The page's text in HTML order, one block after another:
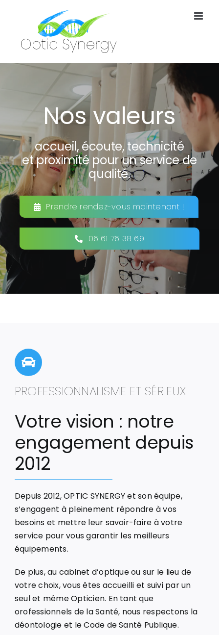
Nos valeurs
accueil, écoute, technicité
et proximité pour un service de
qualité.
Prendre rendez-vous maintenant !
06 61 76 38 69
PROFESSIONNALISME ET SÉRIEUX
Votre vision : notre
engagement depuis
2012
Depuis 2012, OPTIC SYNERGY et son équipe,
s’engagent à pleinement répondre à vos
besoins et mettre leur savoir-faire à votre
service pour vous garantir les meilleurs
équipements.
De plus, au cabinet d’optique ou sur le lieu de
votre choix, vous êtes accueilli et suivi par un
seul et même Opticien. En tant que
orofessionnels de la Santé, nous respectons la
déontologie et le Code de Santé Publique.